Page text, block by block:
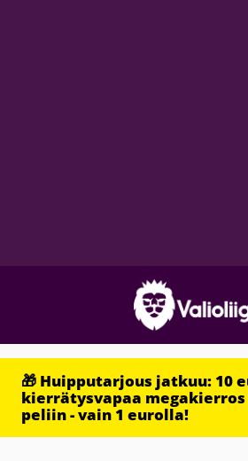
🎁 Huipputarjous jatkuu: 10
kierrätysvapaa megakierros
peliin - vain 1 eurolla!